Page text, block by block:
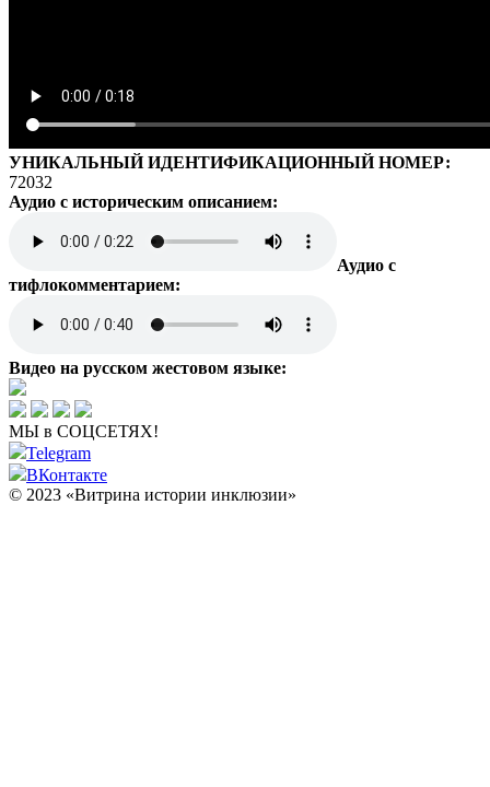
УНИКАЛЬНЫЙ ИДЕНТИФИКАЦИОННЫЙ НОМЕР:
72032
Аудио с историческим описанием:
Аудио с
тифлокомментарием:
Видео на русском жестовом языке:
МЫ в СОЦСЕТЯХ!
Telegram
ВКонтакте
© 2023 «Витрина истории инклюзии»